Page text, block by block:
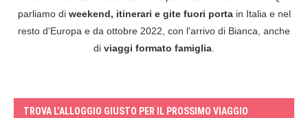
parliamo di weekend, itinerari e gite fuori portain Italia e nel
resto d'Europa e da ottobre 2022, con l'arrivo di Bianca, anche
di viaggi formato famiglia.
TROVA L’ALLOGGIO GIUSTO PER IL PROSSIMO VIAGGIO